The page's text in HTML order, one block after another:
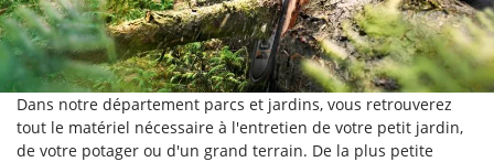
Dans notre département parcs et jardins, vous retrouverez
tout le matériel nécessaire à l'entretien de votre petit jardin,
de votre potager ou d'un grand terrain. De la plus petite